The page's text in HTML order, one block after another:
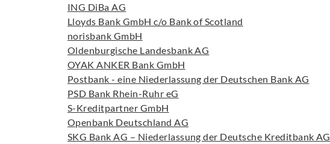
ING DiBa AG
Lloyds Bank GmbH c/o Bank of Scotland
norisbank GmbH
Oldenburgische Landesbank AG
OYAK ANKER Bank GmbH
Postbank - eine Niederlassung der Deutschen Bank AG
PSD Bank Rhein-Ruhr eG
S-Kreditpartner GmbH
Openbank Deutschland AG
SKG Bank AG – Niederlassung der Deutsche Kreditbank AG